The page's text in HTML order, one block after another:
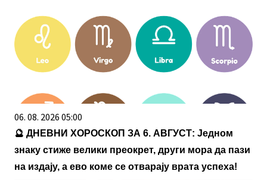
06. 08. 2026 05:00
🔮 ДНЕВНИ ХОРОСКОП ЗА 6. АВГУСТ: Једном
знаку стиже велики преокрет, други мора да пази
на издају, а ево коме се отварају врата успеха!